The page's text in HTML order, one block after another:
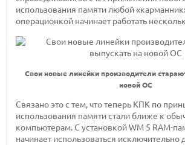
использования памяти любой
операционкой начинает работать
Свои новые линейки производители
новой ОС
Связано это с тем, что теперь КПК по
использования памяти стали ближе к
компьютерам. С установкой WM 5 RAM-
начинает использоваться